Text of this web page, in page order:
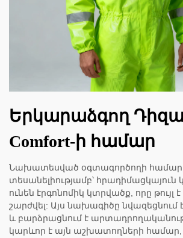
Երկարաձգող
Comfort-ի համար
Նախատեսված օգտագործողի համար,
տեսանելիությամբ՝ հրադիմացկայուն
ունեն էրգոնոմիկ կտրվածք, որը
շարժվել: Այս նախագիծը նվազեցնում
և բարձրացնում է
կարևոր է այն աշխատողների համար,